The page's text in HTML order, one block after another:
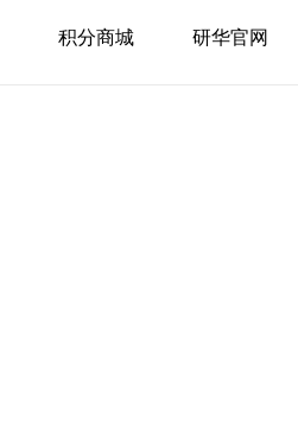
积分商城 研华官网